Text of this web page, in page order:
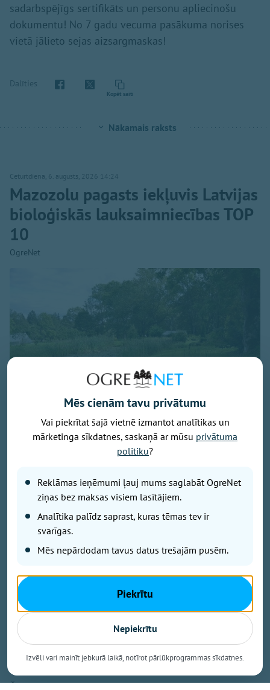
sadarbspējīgs sertifikāts un personu apliecinošu
dokumentu! No 7 gadu vecuma pasākuma norises
vietā jālieto sejas aizsargmaskas!
Dalīties
Kopēt saiti
Nākamais raksts
Ceturtdiena, 6. augusts, 2026 14:24
Mazozolu pagasts iekļuvis Latvijas
bioloģiskās lauksaimniecības TOP
10
OgreNet
vietā starp Latvijas zaļākajiem pagastiem - šeit
bioloģiski tiek apsaimniekoti 73,4 % no visas
lauksaimniecībā izmantojamās zemes. Tas ir vairāk
nekā trīsarpus reizes virs valsts vidējā rādītāja un
vienīgais Ogres novada pagasts, kas iekļuvis
prestižajā BIO TOP 10 sarakstā pēc bioloģiski
īpatsvara. Šāds sasniegums apliecina, ka Mazozolu
pusē bioloģiskā saimniekošana kļuvusi par
dominējošo lauksaimniecības praksi – gandrīz trīs
ceturtdaļās lauku netiek izmantoti minerālmēsli un
sintētiskie pesticīdi, kas nāk par labu gan videi, gan
Mēs cienām tavu privātumu
Vai piekrītat šajā vietnē izmantot analītikas un
mārketinga sīkdatnes, saskaņā ar mūsu privātuma
politiku?
Reklāmas ieņēmumi ļauj mums saglabāt OgreNet
ziņas bez maksas visiem lasītājiem.
Analītika palīdz saprast, kuras tēmas tev ir
svarīgas.
Mēs nepārdodam tavus datus trešajām pusēm.
Piekrītu
Nepiekrītu
Izvēli vari mainīt jebkurā laikā, notīrot pārlūkprogrammas sīkdatnes.